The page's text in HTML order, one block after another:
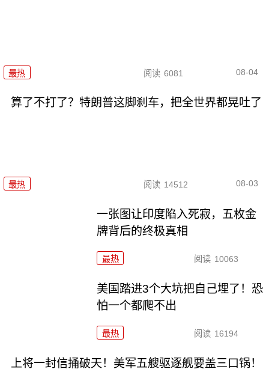
最热 阅读 6081 08-04
算了不打了？特朗普这脚刹车，把全世界都晃吐了
最热 阅读 14512 08-03
一张图让印度陷入死寂，五枚金
牌背后的终极真相
最热 阅读 10063
美国踏进3个大坑把自己埋了！恐
怕一个都爬不出
最热 阅读 16194
上将一封信捅破天！美军五艘驱逐舰要盖三口锅！